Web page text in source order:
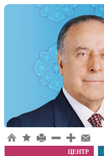
ЦЕНТР